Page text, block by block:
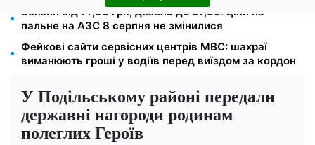
Бензин від 77,90 грн, дизель до 97,90: ціни на
пальне на АЗС 8 серпня не змінилися
Фейкові сайти сервісних центрів МВС: шахраї
виманюють гроші у водіїв перед виїздом за кордон
У Подільському районі передали
державні нагороди родинам
полеглих Героїв